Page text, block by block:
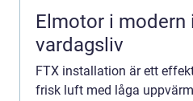
Elmotor i modern
vardagsliv
FTX installation är ett
frisk luft med låga